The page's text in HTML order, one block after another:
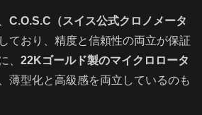
C.O.S.C（スイス公式クロノメータ
ており、精度と信頼性の両立が保証
、 22Kゴールド製のマイクロロータ
薄型化と高級感を両立しているのも